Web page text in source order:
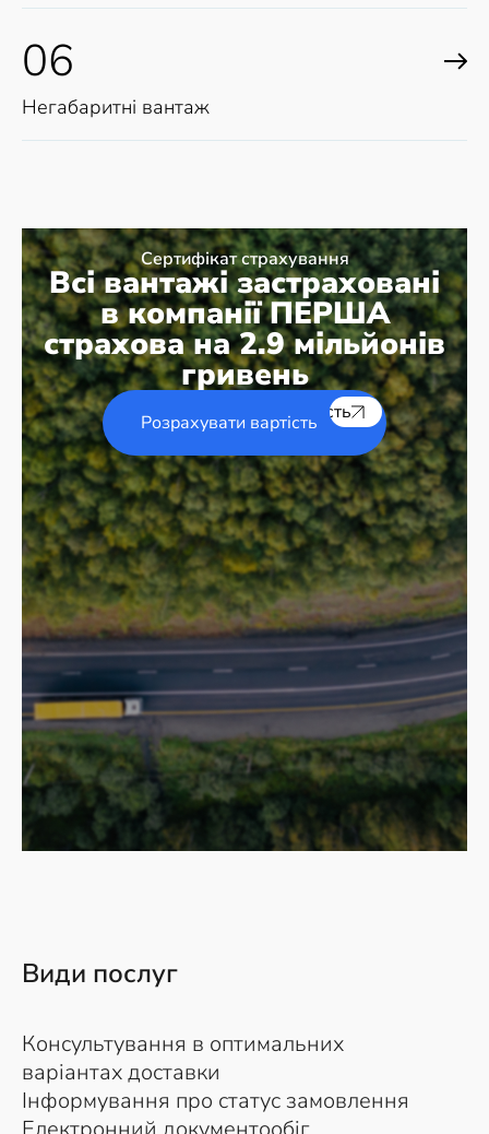
06
Негабаритні вантаж
Сертифікат страхування
Всі вантажі застраховані
в компанії ПЕРША
страхова на 2.9 мільйонів
гривень
Розрахувати вартість
Розрахувати вартість
Види послуг
Консультування в оптимальних
варіантах доставки
Інформування про статус замовлення